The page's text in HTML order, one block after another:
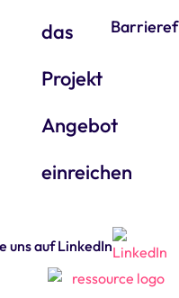
das
Projekt
Angebot
einreichen
uns auf LinkedIn